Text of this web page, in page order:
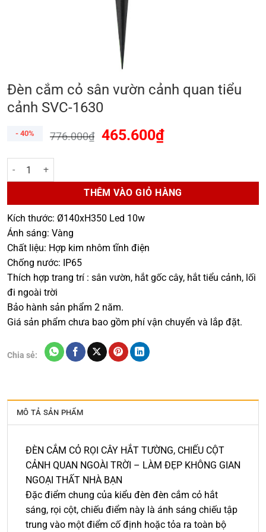
Đèn cắm cỏ sân vườn cảnh quan tiểu
cảnh SVC-1630
- 40% 776.000₫ 465.600₫
Đèn cắm cỏ sân vườn cảnh quan tiểu cảnh SVC-1630 số lượng
THÊM VÀO GIỎ HÀNG
Kích thước: Ø140xH350 Led 10w
Ánh sáng: Vàng
Chất liệu: Hợp kim nhôm tĩnh điện
Chống nước: IP65
Thích hợp trang trí : sân vườn, hắt gốc cây, hắt tiểu cảnh, lối
đi ngoài trời
Bảo hành sản phẩm 2 năm.
Giá sản phẩm chưa bao gồm phí vận chuyển và lắp đặt.
Chia sẻ:
MÔ TẢ SẢN PHẨM
ĐÈN CẮM CỎ RỌI CÂY HẮT TƯỜNG, CHIẾU CỘT
CẢNH QUAN NGOÀI TRỜI – LÀM ĐẸP KHÔNG GIAN
NGOẠI THẤT NHÀ BẠN
Đặc điểm chung của kiểu đèn đèn cắm cỏ hắt
sáng, rọi cột, chiếu điểm này là ánh sáng chiếu tập
trung vào một điểm cố định hoặc tỏa ra toàn bộ